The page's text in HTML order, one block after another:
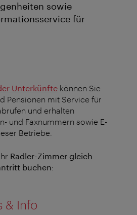
sowie
für
Unterkünfte können Sie
Pensionen mit Service für
und erhalten
und Faxnummern sowie E-
Betriebe.
Radler-Zimmer gleich
buchen:
& Info